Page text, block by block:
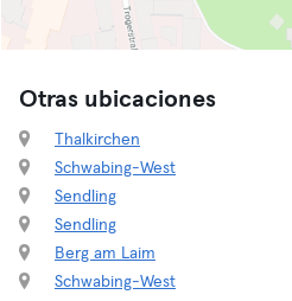
Otras ubicaciones
Thalkirchen
Schwabing-West
Sendling
Sendling
Berg am Laim
Schwabing-West